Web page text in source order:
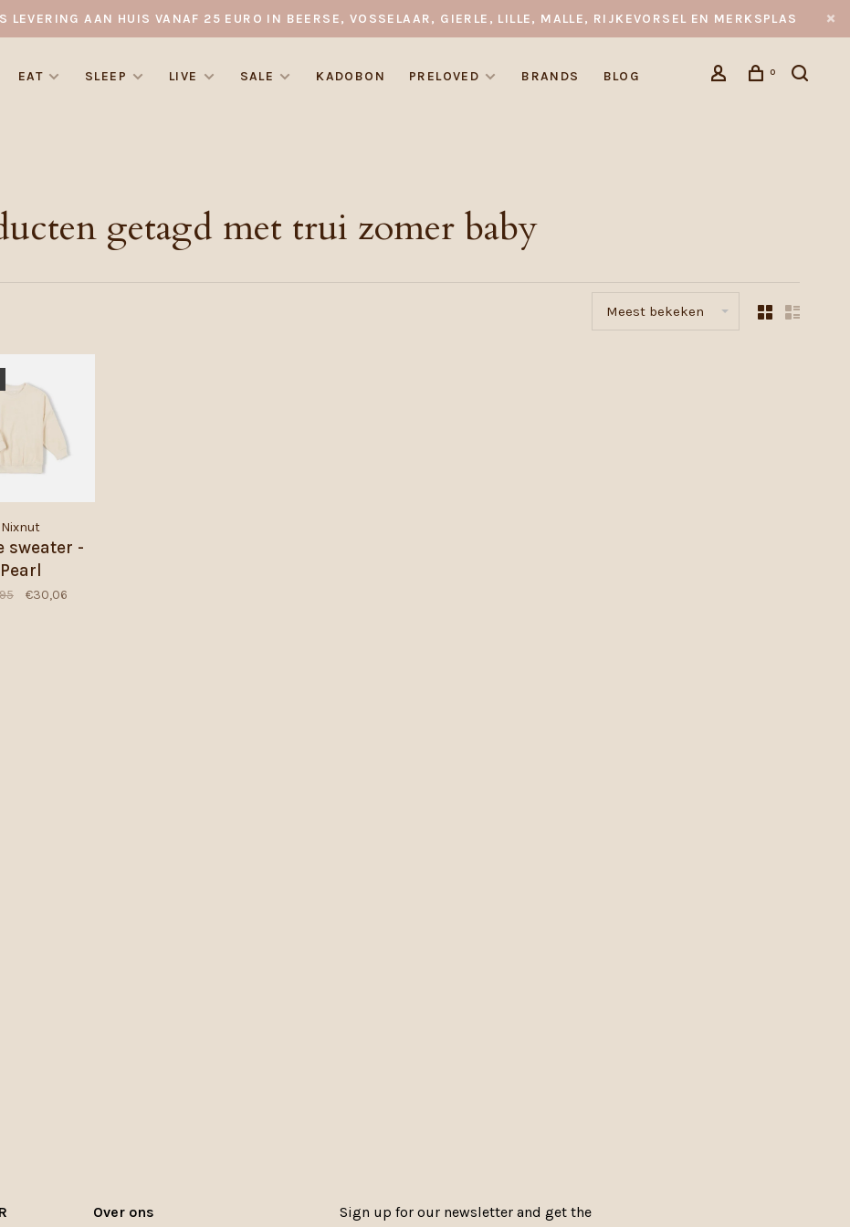
AAN HUIS VANAF 25 EURO IN BEERSE, VOSSELAAR, GIERLE, LILLE, MALLE, RIJKEVORSEL EN MERKSPLAS
EAT SLEEP LIVE SALE KADOBON PRELOVED BRANDS BLOG 0
getagd met trui zomer baby
Meest bekeken
Nixnut
sweater -
Pearl
€30,06
Over ons
Sign up for our newsletter and get the